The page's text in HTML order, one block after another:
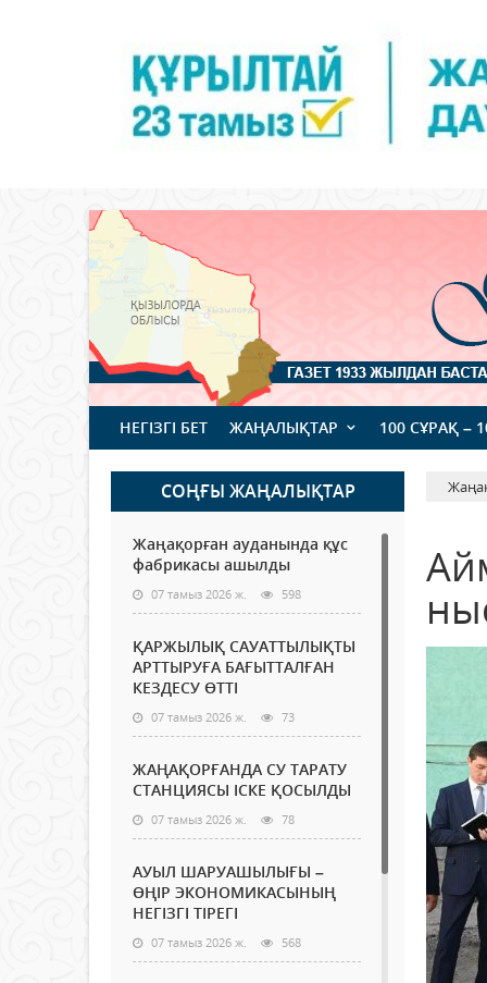
НЕГІЗГІ БЕТ ЖАҢАЛЫҚТАР 100 СҰРАҚ –
СОҢҒЫ ЖАҢАЛЫҚТАР
Жаңақорған ауданында құс
фабрикасы ашылды
07 тамыз 2026 ж. 598
ҚАРЖЫЛЫҚ САУАТТЫЛЫҚТЫ
АРТТЫРУҒА БАҒЫТТАЛҒАН
КЕЗДЕСУ ӨТТІ
07 тамыз 2026 ж. 73
ЖАҢАҚОРҒАНДА СУ ТАРАТУ
СТАНЦИЯСЫ ІСКЕ ҚОСЫЛДЫ
07 тамыз 2026 ж. 78
АУЫЛ ШАРУАШЫЛЫҒЫ –
ӨҢІР ЭКОНОМИКАСЫНЫҢ
НЕГІЗГІ ТІРЕГІ
07 тамыз 2026 ж. 568